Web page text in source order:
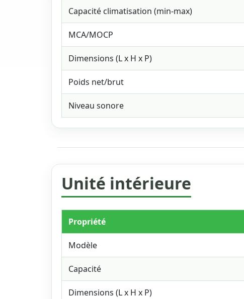
Capacité climatisation (min-max)
MCA/MOCP
Dimensions (L x H x P)
Poids net/brut
Niveau sonore
Unité intérieure
Propriété
Modèle
Capacité
Dimensions (L x H x P)